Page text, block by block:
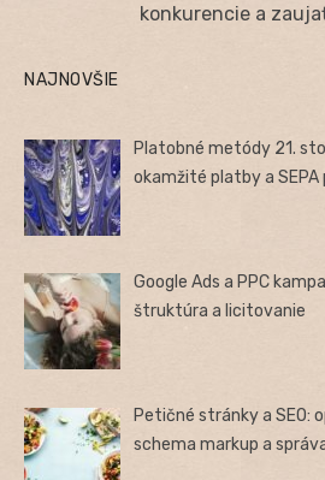
konkurencie a
NAJNOVŠIE
Platobné metódy 21.
okamžité platby a SEPA
Google Ads a PPC
štruktúra a licitovanie
Petičné stránky a SEO:
schema markup a